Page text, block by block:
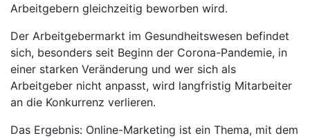
Arbeitgebern gleichzeitig beworben wird.
Der Arbeitgebermarkt im Gesundheitswesen befindet
sich, besonders seit Beginn der Corona-Pandemie, in
einer starken Veränderung und wer sich als
Arbeitgeber nicht anpasst, wird langfristig Mitarbeiter
an die Konkurrenz verlieren.
Das Ergebnis: Online-Marketing ist ein Thema, mit dem